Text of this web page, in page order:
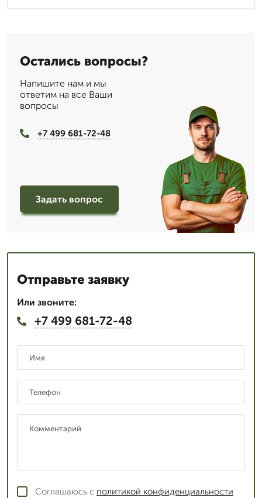
Остались вопросы?
Напишите нам и мы
ответим на все Ваши
вопросы
+7 499 681-72-48
Задать вопрос
Отправьте заявку
Или звоните:
+7 499 681-72-48
Соглашаюсь с политикой конфиденциальности